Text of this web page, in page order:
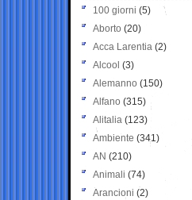
100 giorni (5)
Aborto (20)
Acca Larentia (2)
Alcool (3)
Alemanno (150)
Alfano (315)
Alitalia (123)
Ambiente (341)
AN (210)
Animali (74)
Arancioni (2)